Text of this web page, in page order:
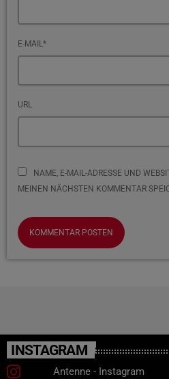
E-MAIL*
URL
NAME, E-MAIL-ADRESSE UND
MEINEN NÄCHSTEN KOMMENTAR
INSTAGRAM
Antenne - Instagram